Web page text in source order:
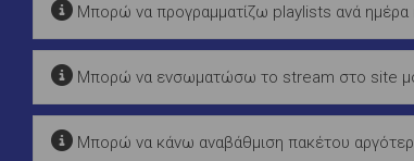
Μπορώ να προγραμματίζω playlists ανά ημέρα
Μπορώ να ενσωματώσω το stream στο site
Μπορώ να κάνω αναβάθμιση πακέτου